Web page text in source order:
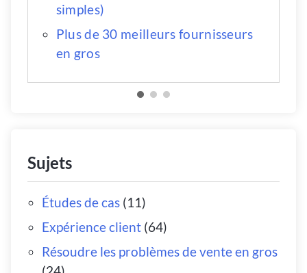
simples)
Plus de 30 meilleurs fournisseurs
en gros
Sujets
Études de cas(11)
Expérience client(64)
Résoudre les problèmes de vente en gros